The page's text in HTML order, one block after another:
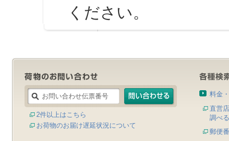
ください。
2件以上はこちら
お荷物のお届け遅延状況について
料金
直営
調べる
郵便